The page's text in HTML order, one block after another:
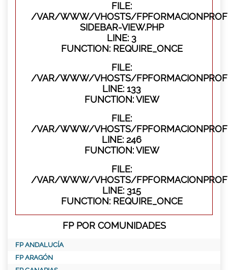
FILE:
/VAR/WWW/VHOSTS/
SIDEBAR-VIEW.PHP
LINE: 3
FUNCTION: REQUIRE_ONCE
FILE:
/VAR/WWW/VHOSTS/
LINE: 133
FUNCTION: VIEW
FILE:
/VAR/WWW/VHOSTS/
LINE: 246
FUNCTION: VIEW
FILE:
/VAR/WWW/VHOSTS/
LINE: 315
FUNCTION: REQUIRE_ONCE
FP POR COMUNIDADES
FP ANDALUCÍA
FP ARAGÓN